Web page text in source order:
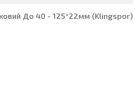
До 40 - 125*22мм (Klingspor)